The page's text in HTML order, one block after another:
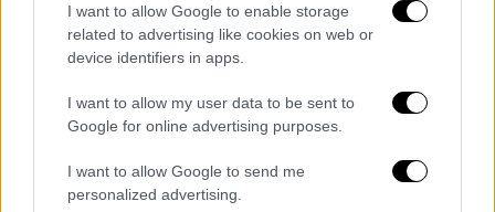
I want to allow Google to enable storage
related to advertising like cookies on web or
device identifiers in apps.
I want to allow my user data to be sent to
Google for online advertising purposes.
I want to allow Google to send me
personalized advertising.
Κόσμος|18.05.2023 10:46
Απίστευτο κι όμως αληθινό: Τέσσερα
μικρά παιδιά επιβίωσαν στη ζούγκλα για
15 μέρες μετά από αεροπορικό
δυστύχημα
Κρατήθηκαν στη ζωή στη ζούγκλα του
Αμαζονίου – Το ένα, μάλιστα, είναι ένα μωρό